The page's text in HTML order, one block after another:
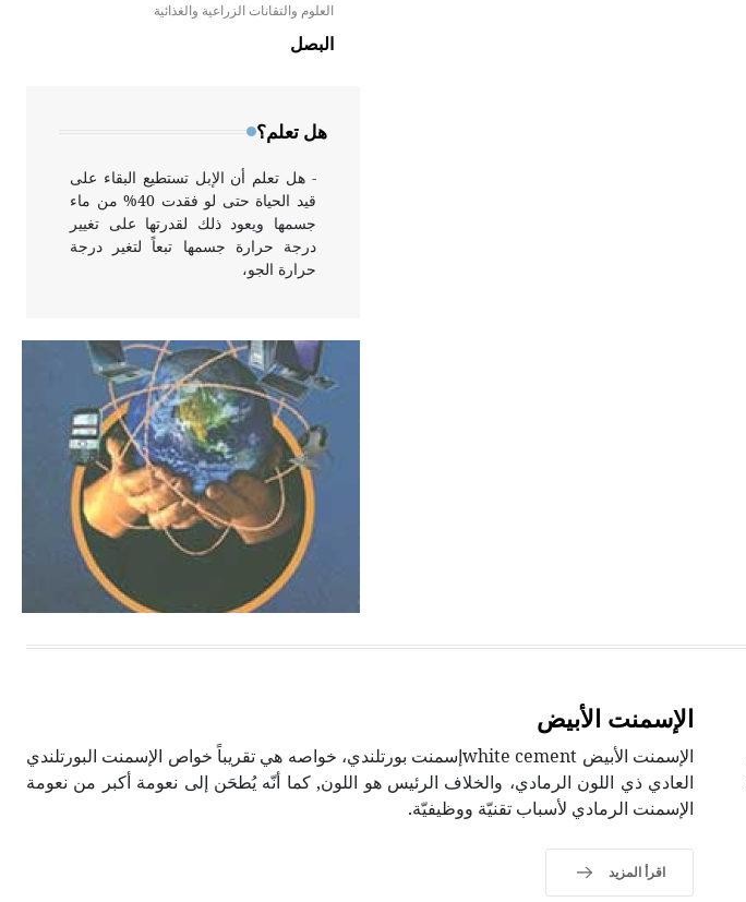
العلوم والتقانات الزراعية والغذائية
البصل
هل تعلم؟
- هل تعلم أن الأبلق نوع من الفنون
الهندسية التي ارتبطت بالعمارة
الإسلامية في بلاد الشام ومصر خاصة،
- هل تعلم أن الإبل تستطيع البقاء على
قيد الحياة حتى لو فقدت 40% من ماء
جسمها ويعود ذلك لقدرتها على تغيير
درجة حرارة جسمها تبعاً لتغير درجة
حرارة الجو،
- هل تعلم أن أبقراط كتب في الطب
أربعة مؤلفات هي: الحكم، الأدلة، تنظيم
التغذية، ورسالته في جروح الرأس.
ويعود له الفضل بأنه حرر الطب من
الدين والفلسفة.
- هل تعلم أن المرجان إفراز حيواني
يتكون في البحر ويتركب من مادة
كربونات الكلسيوم، وهو أحمر أو شديد
الحمرة وهو أجود أنواعه، ويمتاز بكبر
الحجم ويسمى الش
الإسمنت الأبيض
الإسمنت الأبيض white cementإسمنت بورتلندي، خواصه هي تقريباً خواص الإسمنت البورتلندي
العادي ذي اللون الرمادي، والخلاف الرئيس هو اللون, كما أنّه يُطحَن إلى نعومة أكبر من نعومة
الإسمنت الرمادي لأسباب تقنيّة ووظيفيّة.
اقرأ المزيد